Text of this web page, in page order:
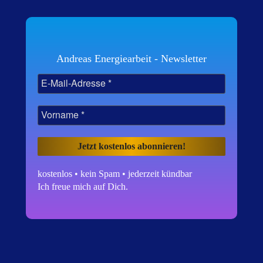
Andreas Energiearbeit - Newsletter
kostenlos • kein Spam • jederzeit kündbar
Ich freue mich auf Dich.